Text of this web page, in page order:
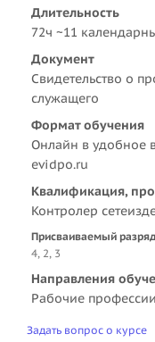
Длительность
72ч ~11
Документ
Свидетельство о
служащего
Формат обучения
Онлайн в удобное
evidpo.ru
Квалификация,
Контролер
Присваиваемый
4, 2, 3
Направления
Рабочие профессии
Задать вопрос о курсе